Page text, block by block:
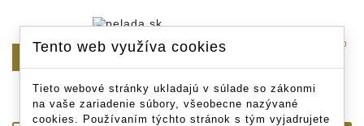
0
Tento web využíva cookies
Tieto webové stránky ukladajú v súlade so zákonmi
na vaše zariadenie súbory, všeobecne nazývané
cookies. Používaním týchto stránok s tým vyjadrujete